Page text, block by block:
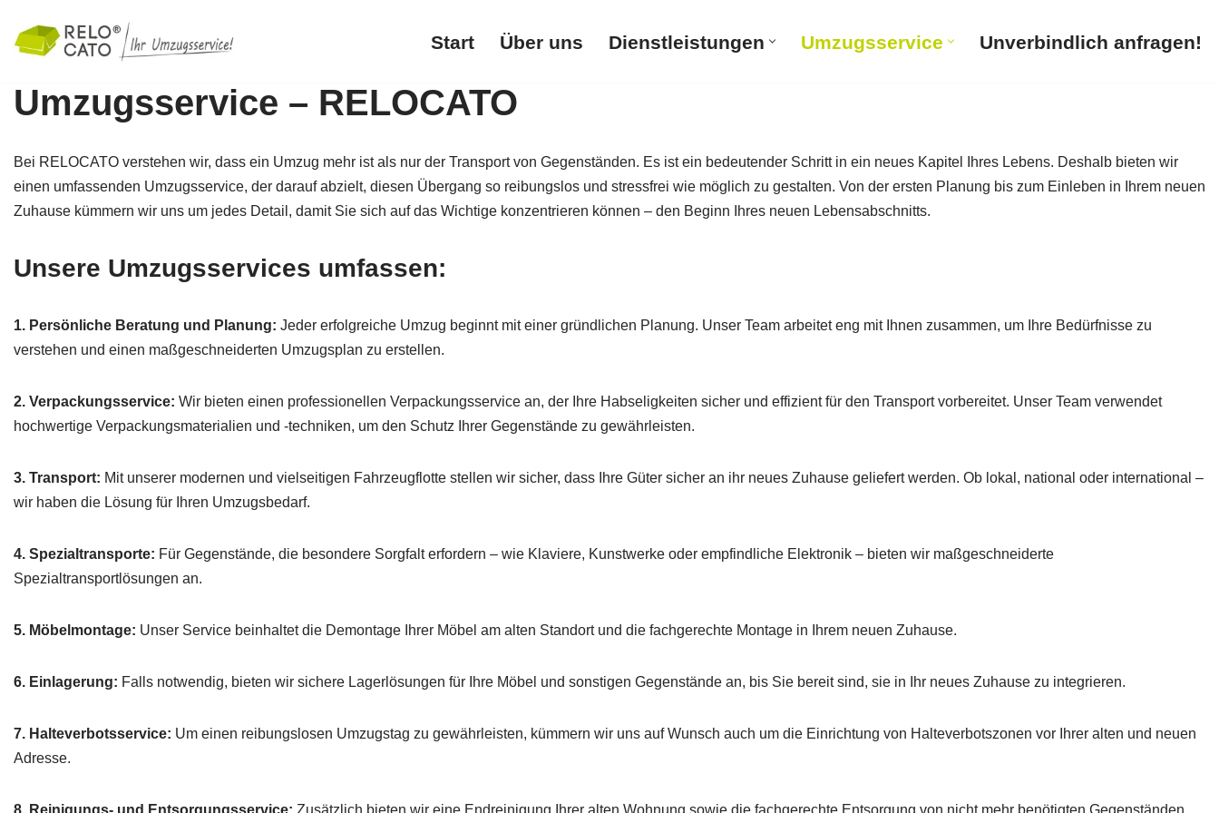
Zum
springen
Start Über uns Dienstleistungen Umzugsservice Unverbindlich anfragen!
Umzugsservice – RELOCATO
Bei RELOCATO verstehen wir, dass ein Umzug mehr ist als nur der Transport von Gegenständen. Es ist ein bedeutender Schritt in ein neues Kapitel Ihres Lebens. Deshalb bieten wir
einen umfassenden Umzugsservice, der darauf abzielt, diesen Übergang so reibungslos und stressfrei wie möglich zu gestalten. Von der ersten Planung bis zum Einleben in Ihrem neuen
Zuhause kümmern wir uns um jedes Detail, damit Sie sich auf das Wichtige konzentrieren können – den Beginn Ihres neuen Lebensabschnitts.
Unsere Umzugsservices umfassen:
1. Persönliche Beratung und Planung: Jeder erfolgreiche Umzug beginnt mit einer gründlichen Planung. Unser Team arbeitet eng mit Ihnen zusammen, um Ihre Bedürfnisse zu
verstehen und einen maßgeschneiderten Umzugsplan zu erstellen.
2. Verpackungsservice: Wir bieten einen professionellen Verpackungsservice an, der Ihre Habseligkeiten sicher und effizient für den Transport vorbereitet. Unser Team verwendet
hochwertige Verpackungsmaterialien und -techniken, um den Schutz Ihrer Gegenstände zu gewährleisten.
3. Transport: Mit unserer modernen und vielseitigen Fahrzeugflotte stellen wir sicher, dass Ihre Güter sicher an ihr neues Zuhause geliefert werden. Ob lokal, national oder international –
wir haben die Lösung für Ihren Umzugsbedarf.
4. Spezialtransporte: Für Gegenstände, die besondere Sorgfalt erfordern – wie Klaviere, Kunstwerke oder empfindliche Elektronik – bieten wir maßgeschneiderte
Spezialtransportlösungen an.
5. Möbelmontage: Unser Service beinhaltet die Demontage Ihrer Möbel am alten Standort und die fachgerechte Montage in Ihrem neuen Zuhause.
6. Einlagerung: Falls notwendig, bieten wir sichere Lagerlösungen für Ihre Möbel und sonstigen Gegenstände an, bis Sie bereit sind, sie in Ihr neues Zuhause zu integrieren.
7. Halteverbotsservice: Um einen reibungslosen Umzugstag zu gewährleisten, kümmern wir uns auf Wunsch auch um die Einrichtung von Halteverbotszonen vor Ihrer alten und neuen
Adresse.
8. Reinigungs- und Entsorgungsservice: Zusätzlich bieten wir eine Endreinigung Ihrer alten Wohnung sowie die fachgerechte Entsorgung von nicht mehr benötigten Gegenständen